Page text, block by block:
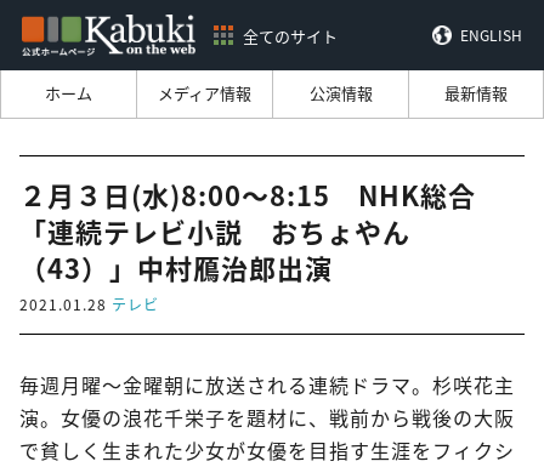
全てのサイト ENGLISH
ホーム メディア情報 公演情報 最新情報
２月３日(水)8:00～8:15 NHK総合
「連続テレビ小説 おちょやん
（43）」中村鴈治郎出演
2021.01.28 テレビ
毎週月曜～金曜朝に放送される連続ドラマ。杉咲花主
演。女優の浪花千栄子を題材に、戦前から戦後の大阪
で貧しく生まれた少女が女優を目指す生涯をフィクシ